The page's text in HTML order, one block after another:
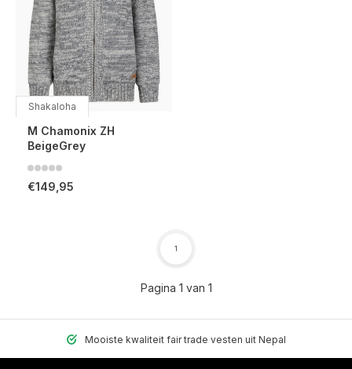
Shakaloha
M Chamonix ZH
BeigeGrey
€149,95
Pagina 1 van 1
1
Mooiste kwaliteit fair trade vesten uit Nepal